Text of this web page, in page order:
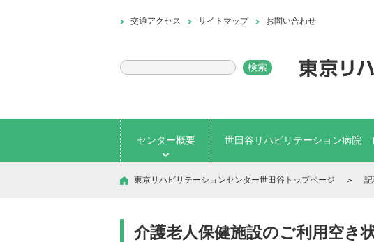
交通アクセス サイトマップ お問い合わせ
センター概要 世田谷リハビリテーション病院
東京リハビリテーションセンター世田谷トップページ ＞
介護老人保健施設のご利用空き